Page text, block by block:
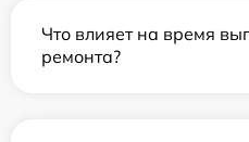
Что влияет на время
ремонта?